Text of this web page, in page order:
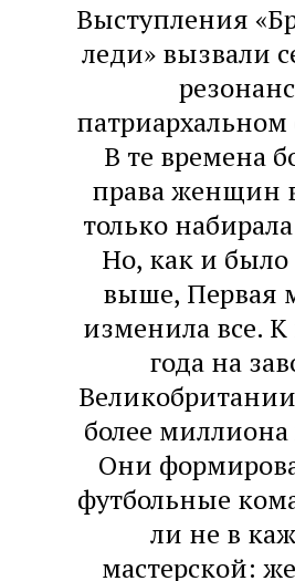
Выступления
леди» вызвали
патриархальном
В те времена
права женщин
только
Но, как и было
выше, Первая
изменила все.
года на
более
Они
футбольные
ли не в
мастерской: